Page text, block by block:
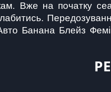
Вже на початку
Банана Блейз